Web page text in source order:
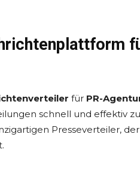
für PR-
schnell und effektiv
Presseverteiler,